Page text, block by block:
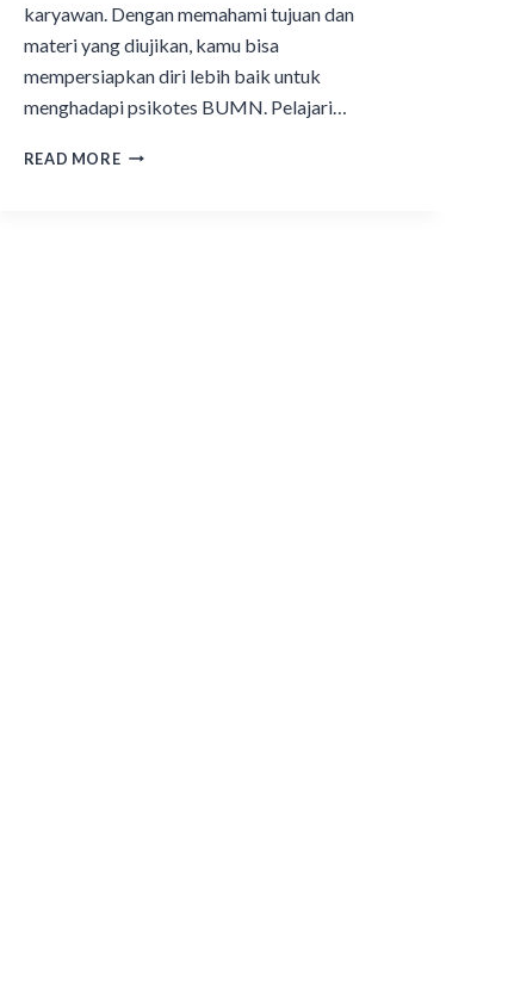
karyawan. Dengan memahami tujuan dan
materi yang diujikan, kamu bisa
mempersiapkan diri lebih baik untuk
menghadapi psikotes BUMN. Pelajari…
READ MORE